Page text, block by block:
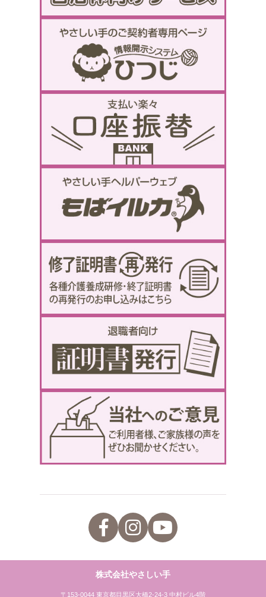
株式会社やさしい手
〒153-0044 東京都目黒区大橋2-24-3 中村ビル4階